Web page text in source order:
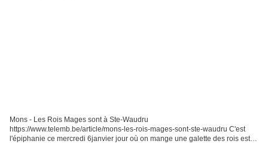
Mons - Les Rois Mages sont à Ste-Waudru
https://www.telemb.be/article/mons-les-rois-mages-sont-ste-waudru C'est
l'épiphanie ce mercredi 6janvier jour où on mange une galette des rois est